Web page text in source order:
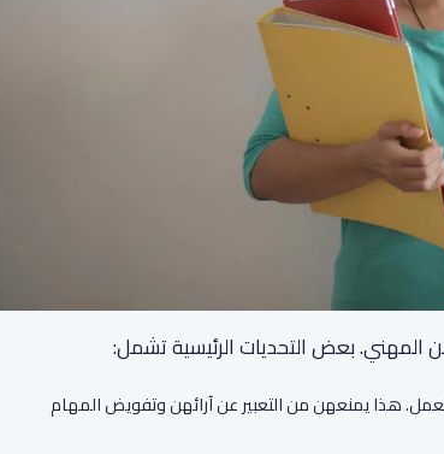
المهني. بعض التحديات الرئيسية تشمل:
هذا يمنعهن من التعبير عن آرائهن وتفويض المهام